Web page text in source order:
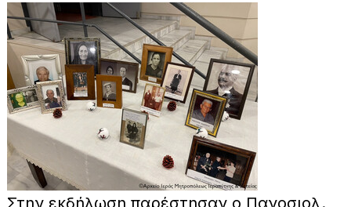
Στην εκδήλωση παρέστησαν ο Πανοσιολ.